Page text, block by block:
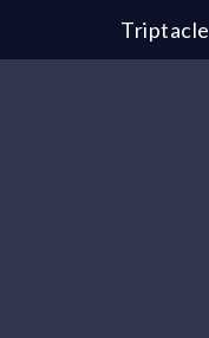
Triptacle